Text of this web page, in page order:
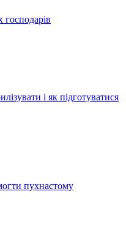
і як підготуватися
пухнастому